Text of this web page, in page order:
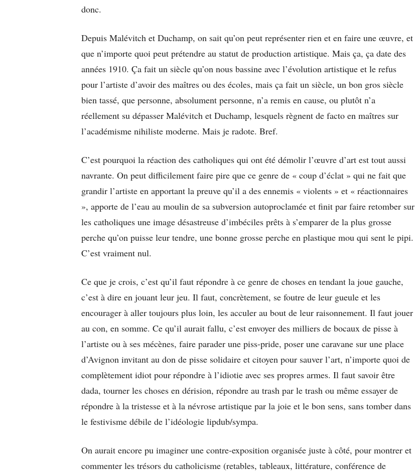
donc.
Depuis Malévitch et Duchamp, on sait qu’on peut représenter rien et en faire une œuvre, et
que n’importe quoi peut prétendre au statut de production artistique. Mais ça, ça date des
années 1910. Ça fait un siècle qu’on nous bassine avec l’évolution artistique et le refus
pour l’artiste d’avoir des maîtres ou des écoles, mais ça fait un siècle, un bon gros siècle
bien tassé, que personne, absolument personne, n’a remis en cause, ou plutôt n’a
réellement su dépasser Malévitch et Duchamp, lesquels règnent de facto en maîtres sur
l’académisme nihiliste moderne. Mais je radote. Bref.
C’est pourquoi la réaction des catholiques qui ont été démolir l’œuvre d’art est tout aussi
navrante. On peut difficilement faire pire que ce genre de « coup d’éclat » qui ne fait que
grandir l’artiste en apportant la preuve qu’il a des ennemis « violents » et « réactionnaires
», apporte de l’eau au moulin de sa subversion autoproclamée et finit par faire retomber sur
les catholiques une image désastreuse d’imbéciles prêts à s’emparer de la plus grosse
perche qu’on puisse leur tendre, une bonne grosse perche en plastique mou qui sent le pipi.
C’est vraiment nul.
Ce que je crois, c’est qu’il faut répondre à ce genre de choses en tendant la joue gauche,
c’est à dire en jouant leur jeu. Il faut, concrètement, se foutre de leur gueule et les
encourager à aller toujours plus loin, les acculer au bout de leur raisonnement. Il faut jouer
au con, en somme. Ce qu’il aurait fallu, c’est envoyer des milliers de bocaux de pisse à
l’artiste ou à ses mécènes, faire parader une piss-pride, poser une caravane sur une place
d’Avignon invitant au don de pisse solidaire et citoyen pour sauver l’art, n’importe quoi de
complètement idiot pour répondre à l’idiotie avec ses propres armes. Il faut savoir être
dada, tourner les choses en dérision, répondre au trash par le trash ou même essayer de
répondre à la tristesse et à la névrose artistique par la joie et le bon sens, sans tomber dans
le festivisme débile de l’idéologie lipdub/sympa.
On aurait encore pu imaginer une contre-exposition organisée juste à côté, pour montrer et
commenter les trésors du catholicisme (retables, tableaux, littérature, conférence de